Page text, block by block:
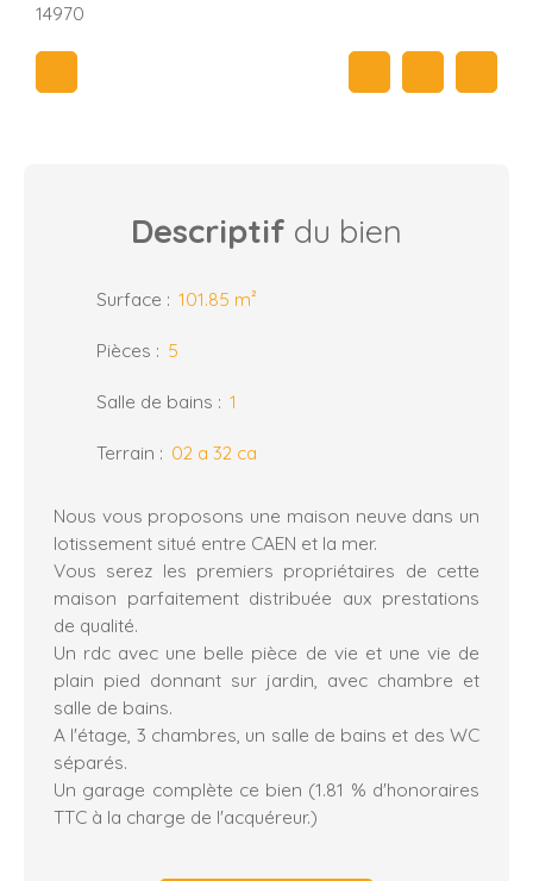
14970
Descriptif du bien
Surface : 101.85 m²
Pièces : 5
Salle de bains : 1
Terrain : 02 a 32 ca
Nous vous proposons une maison neuve dans un
lotissement situé entre CAEN et la mer.
Vous serez les premiers propriétaires de cette
maison parfaitement distribuée aux prestations
de qualité.
Un rdc avec une belle pièce de vie et une vie de
plain pied donnant sur jardin, avec chambre et
salle de bains.
A l'étage, 3 chambres, un salle de bains et des WC
séparés.
Un garage complète ce bien (1.81 % d'honoraires
TTC à la charge de l'acquéreur.)